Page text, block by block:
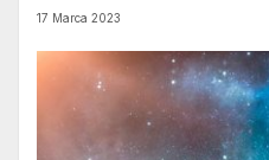
17 Marca 2023